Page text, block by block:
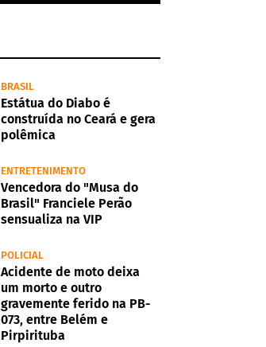
BRASIL
Estátua do Diabo é
construída no Ceará e gera
polêmica
ENTRETENIMENTO
Vencedora do "Musa do
Brasil" Franciele Perão
sensualiza na VIP
POLICIAL
Acidente de moto deixa
um morto e outro
gravemente ferido na PB-
073, entre Belém e
Pirpirituba